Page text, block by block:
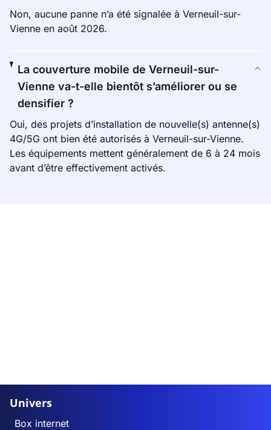
Non, aucune panne n’a été signalée à Verneuil-sur-
Vienne en août 2026.
La couverture mobile de Verneuil-sur-
Vienne va-t-elle bientôt s’améliorer ou se
densifier ?
Oui, des projets d’installation de nouvelle(s) antenne(s)
4G/5G ont bien été autorisés à Verneuil-sur-Vienne.
Les équipements mettent généralement de 6 à 24 mois
avant d’être effectivement activés.
Univers
Box internet